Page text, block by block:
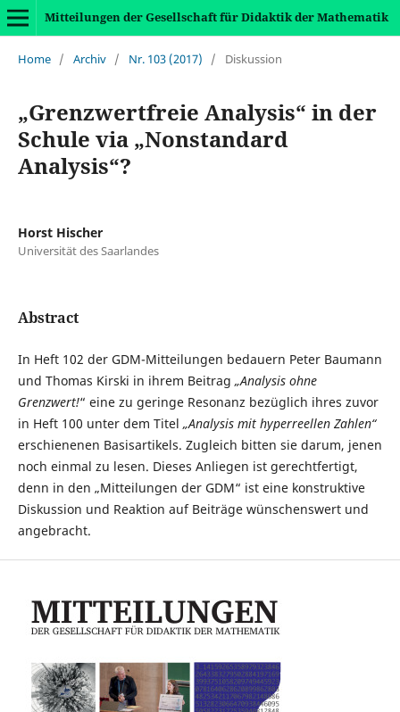
Mitteilungen der Gesellschaft für Didaktik der Mathematik
Home / Archiv / Nr. 103 (2017) / Diskussion
„Grenzwertfreie Analysis“ in der
Schule via „Nonstandard
Analysis“?
Horst Hischer
Universität des Saarlandes
Abstract
In Heft 102 der GDM-Mitteilungen bedauern Peter Baumann
und Thomas Kirski in ihrem Beitrag „Analysis ohne
Grenzwert!“ eine zu geringe Resonanz bezüglich ihres zuvor
in Heft 100 unter dem Titel „Analysis mit hyperreellen Zahlen“
erschienenen Basisartikels. Zugleich bitten sie darum, jenen
noch einmal zu lesen. Dieses Anliegen ist gerechtfertigt,
denn in den „Mitteilungen der GDM“ ist eine konstruktive
Diskussion und Reaktion auf Beiträge wünschenswert und
angebracht.